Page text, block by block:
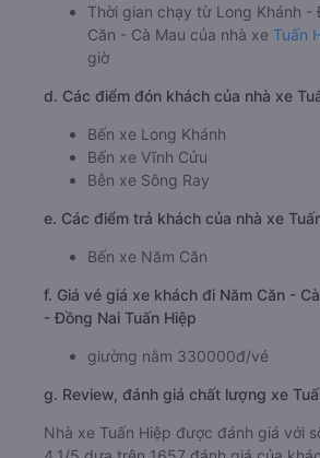
Thời gian chạy từ Long Khánh -
Căn - Cà Mau của nhà xe Tuấn
giờ
d. Các điểm đón khách của nhà xe
Bến xe Long Khánh
Bến xe Vĩnh Cửu
Bễn xe Sông Ray
e. Các điểm trả khách của nhà xe
Bến xe Năm Căn
f. Giá vé giá xe khách đi Năm Căn -
- Đồng Nai Tuấn Hiệp
giường nằm 330000đ/vé
g. Review, đánh giá chất lượng xe
Nhà xe Tuấn Hiệp được đánh giá với